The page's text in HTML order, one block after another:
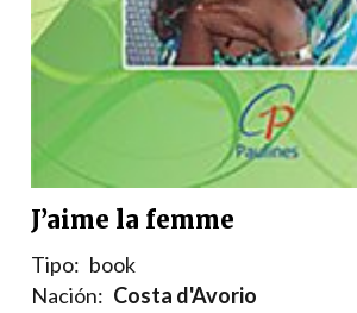
J’aime la femme
Tipo: book
Nación: Costa d'Avorio